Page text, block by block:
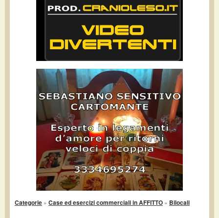
Categorie » Case ed esercizi commerciali in AFFITTO » Bilocali